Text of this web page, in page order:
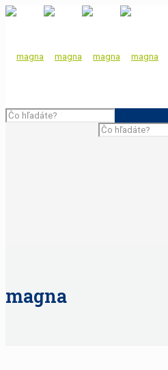
magna